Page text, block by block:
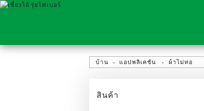
บ้าน แอปพลิเคชัน ผ้าไม่ทอ
สินค้า